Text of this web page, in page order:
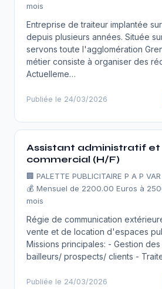
mois
Entreprise de traiteur implantée
depuis plusieurs années. Située
servons toute l'agglomération
métier consiste à organiser des
Actuelleme…
Publiée le 24/03/2026
Assistant administratif et
commercial (H/F)
🏢 PALETTE PUBLICITAIRE P A P VAR
💰 Mensuel de 2200.00 Euros à
mois
Régie de communication
vente et de location d'espaces
Missions principales: - Gestion
bailleurs/ prospects/ clients -
Publiée le 24/03/2026